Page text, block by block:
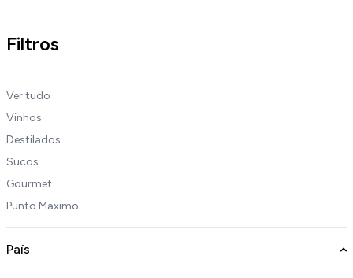
Filtros
Ver tudo
Vinhos
Destilados
Sucos
Gourmet
Punto Maximo
País